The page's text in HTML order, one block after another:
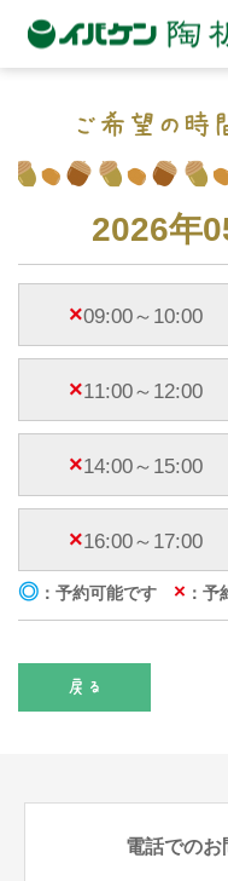
ご希望の時
2026年
×09:00～10:00
×11:00～12:00
×14:00～15:00
×16:00～17:00
◎ ：予約可能です × ：
電話でのお
ごあいさつ
店舗案内
記事と体験談
イベント
関連施設
ご予約